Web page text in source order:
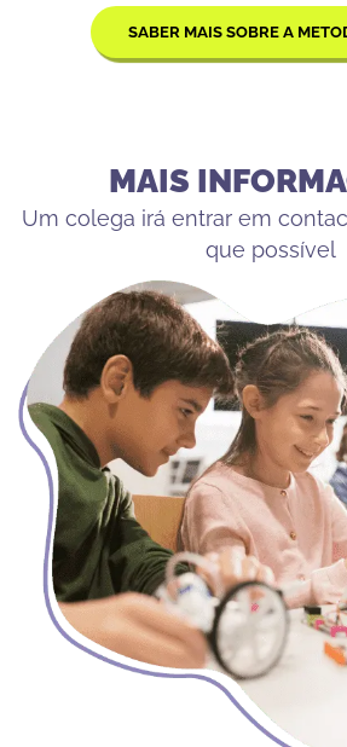
SABER MAIS SOBRE A
MAIS
Um colega irá entrar em
que possível